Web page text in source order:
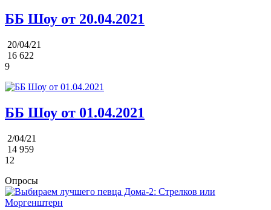
ББ Шоу от 20.04.2021
20/04/21
16 622
9
ББ Шоу от 01.04.2021
2/04/21
14 959
12
Опросы